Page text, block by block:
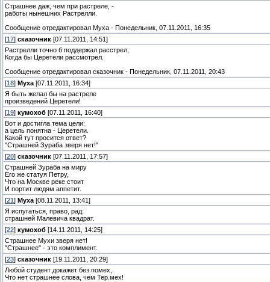
Страшнее даж, чем при растреле, -
работы нынешних Растрелли.
Сообщение отредактировал Муха - Понедельник, 07.11.2011, 16:35
[17] сказочник [07.11.2011, 14:51]
Растрелли точно б поддержал расстрел,
Когда бы Церетели рассмотрел.
Сообщение отредактировал сказочник - Понедельник, 07.11.2011, 20:43
[18] Муха [07.11.2011, 16:34]
Я быть желал бы на растреле
произведений Церетели!
[19] кумохоб [07.11.2011, 16:40]
Вот и достигла тема цели:
а цель понятна - Церетели.
Какой тут просится ответ?
"Страшней Зураба зверя нет!"
[20] сказочник [07.11.2011, 17:57]
Страшней Зураба на миру
Его же статуя Петру,
Что на Москве реке стоит
И портит людям аппетит.
[21 ] Муха [08.11.2011, 13:41]
Я испугаться, право, рад:
страшней Малевича квадрат.
[22] кумохоб [14.11.2011, 14:25]
Страшнее Мухи зверя нет!
"Страшнее" - это комплимент.
[23] сказочник [19.11.2011, 20:29]
Любой студент докажет без помех,
Что нет страшнее слова, чем Тер.мех!